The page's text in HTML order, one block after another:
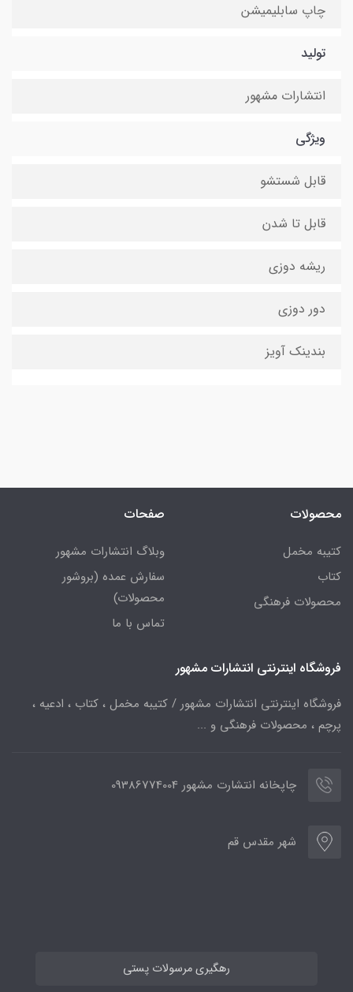
چاپ سابلیمیشن
تولید
انتشارات مشهور
ویژگی
قابل شستشو
قابل تا شدن
ریشه دوزی
دور دوزی
بندینک آویز
محصولات
کتیبه مخمل
کتاب
محصولات فرهنگی
صفحات
وبلاگ انتشارات مشهور
سفارش عمده (بروشور
محصولات)
تماس با ما
فروشگاه اینترنتی انتشارات مشهور
فروشگاه اینترنتی انتشارات مشهور / کتیبه مخمل ، کتاب ، ادعیه ،
پرچم ، محصولات فرهنگی و ...
چاپخانه انتشارت مشهور 09386774004
شهر مقدس قم
رهگیری مرسولات پستی